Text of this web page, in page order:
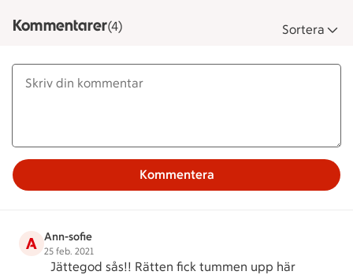
Kommentarer(4) Sortera
Kommentera
A Ann-sofie
25 feb. 2021
Jättegod sås!! Rätten fick tummen upp här